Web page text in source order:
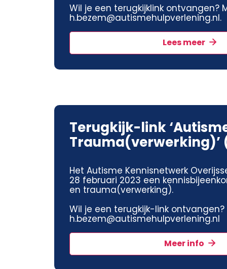
Wil je een terugkijklink ontvangen?
h.bezem@autismehulpverlening.nl.
Lees meer
Terugkijk-link
Trauma(verwerking)’
Het Autisme Kennisnetwerk
28 februari 2023 een
en trauma(verwerking).
Wil je een terugkijk-link ontvangen?
h.bezem@autismehulpverlening.nl
Meer info